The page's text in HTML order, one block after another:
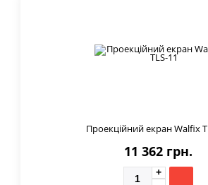
Проекційний екран Walfix
11 362 грн.